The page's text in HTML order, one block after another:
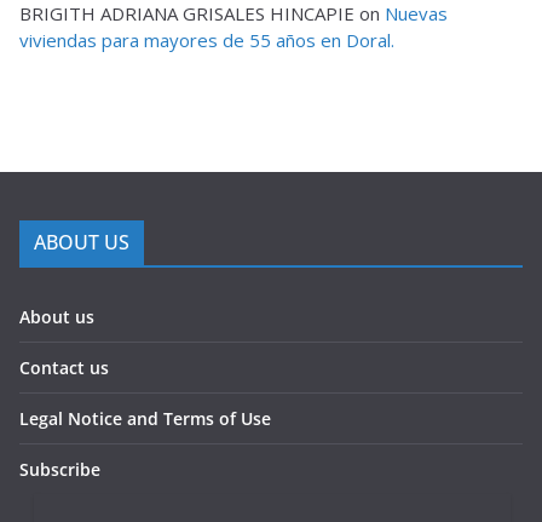
BRIGITH ADRIANA GRISALES HINCAPIE on Nuevas
viviendas para mayores de 55 años en Doral.
ABOUT US
About us
Contact us
Legal Notice and Terms of Use
Subscribe